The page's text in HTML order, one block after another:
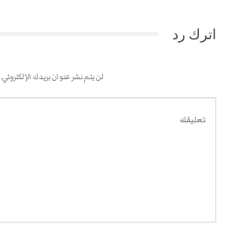
اترك رد
لن يتم نشر عنوان بريدك الإلكتروني.